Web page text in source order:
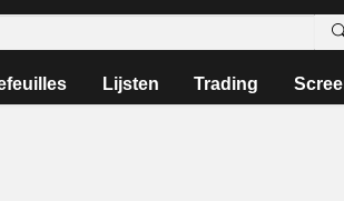
Lijsten Trading